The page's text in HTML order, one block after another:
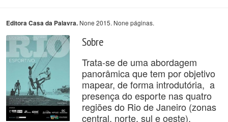
Editora Casa da Palavra. None 2015. None páginas.
Sobre
Trata-se de uma abordagem
panorâmica que tem por objetivo
mapear, de forma introdutória, a
presença do esporte nas quatro
regiões do Rio de Janeiro (zonas
central, norte, sul e oeste).